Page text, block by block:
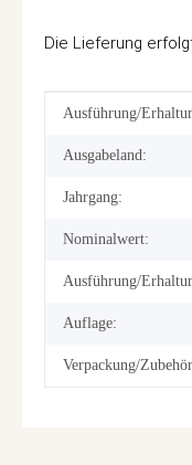
Die Lieferung
Wert
Ausführung/
Ausgabeland:
Jahrgang:
Nominalwert:
Ausführung/
Auflage:
Verpackung/